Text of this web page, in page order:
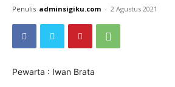
Penulis adminsigiku.com - 2 Agustus 2021
Pewarta : Iwan Brata